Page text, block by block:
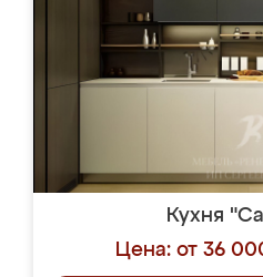
Кухня
Цена: от 36